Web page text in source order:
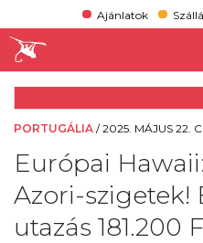
Ajánlatok
PORTUGÁLIA /2025. MÁJUS 22.
Európai
Azori-szigetek!
utazás 181.200